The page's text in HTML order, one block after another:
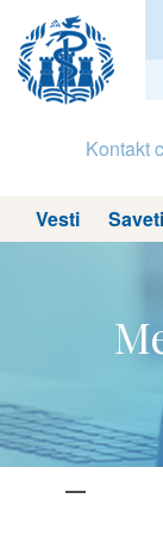
Kontakt
Vesti